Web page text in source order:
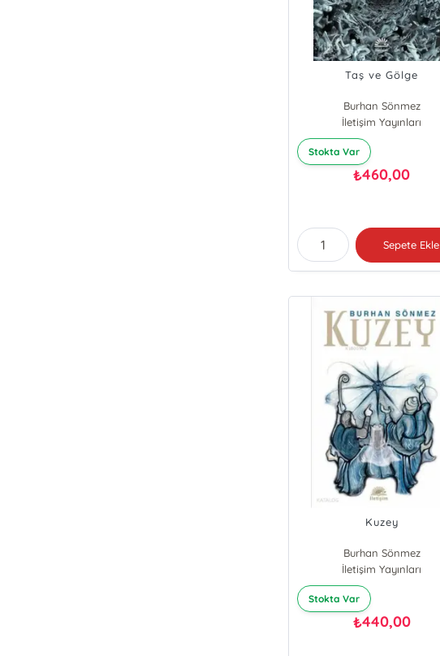
Taş ve Gölge
Burhan Sönmez
İletişim Yayınları
Stokta Var
₺460,00
Sepete Ekle
Kuzey
Burhan Sönmez
İletişim Yayınları
Stokta Var
₺440,00